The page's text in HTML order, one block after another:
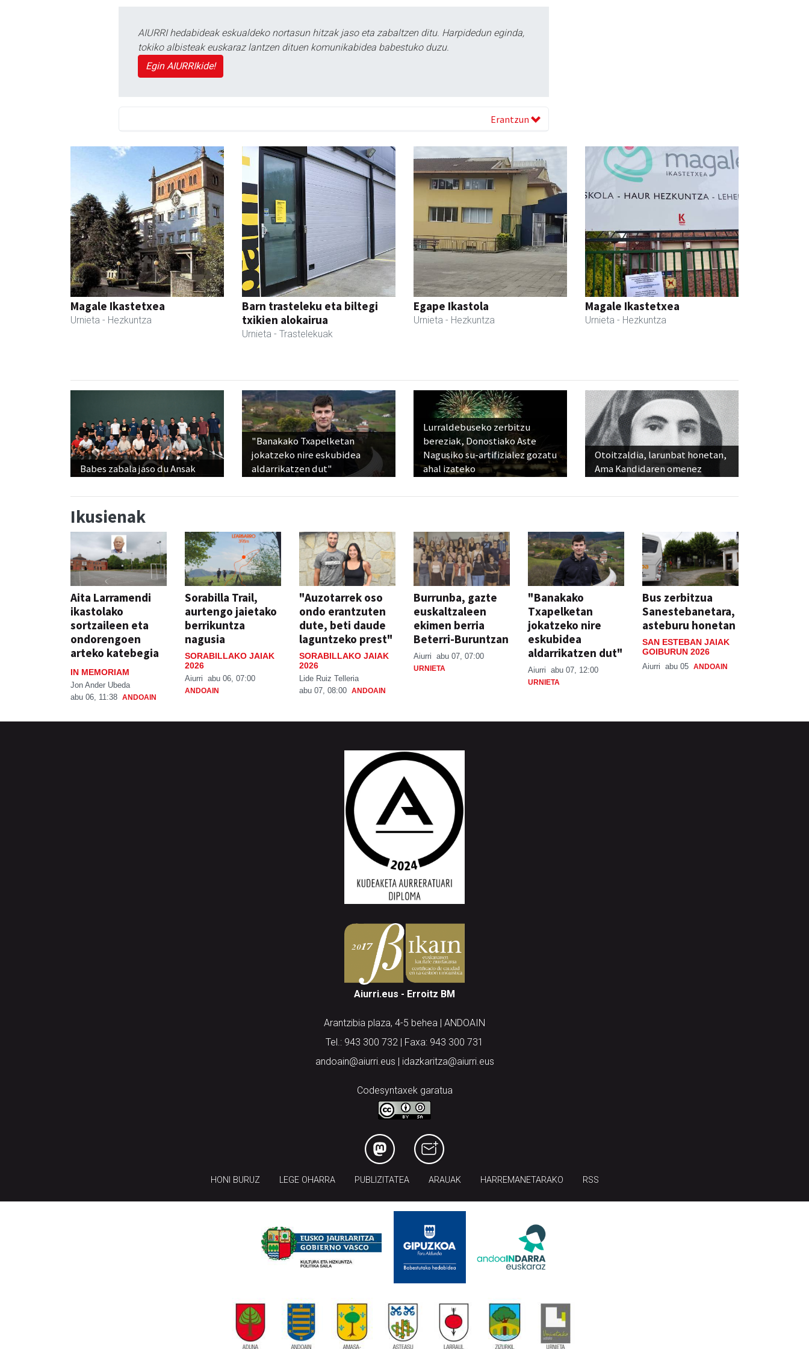
AIURRI hedabideak eskualdeko nortasun hitzak jaso eta zabaltzen ditu. Harpidedun eginda,
tokiko albisteak euskaraz lantzen dituen komunikabidea babestuko duzu.
Egin AIURRIkide!
Erantzun
Magale Ikastetxea
Urnieta - Hezkuntza
Barn trasteleku eta biltegi
txikien alokairua
Urnieta - Trastelekuak
Egape Ikastola
Urnieta - Hezkuntza
Magale Ikastetxea
Urnieta - Hezkuntza
Babes zabala jaso du Ansak
"Banakako Txapelketan
jokatzeko nire eskubidea
aldarrikatzen dut"
Lurraldebuseko zerbitzu
bereziak, Donostiako Aste
Nagusiko su-artifizialez gozatu
ahal izateko
Otoitzaldia, larunbat honetan,
Ama Kandidaren omenez
Ikusienak
Aita Larramendi
ikastolako
sortzaileen eta
ondorengoen
arteko katebegia
IN MEMORIAM
Jon Ander Ubeda
abu 06, 11:38 ANDOAIN
Sorabilla Trail,
aurtengo jaietako
berrikuntza
nagusia
SORABILLAKO JAIAK
2026
Aiurri abu 06, 07:00
ANDOAIN
"Auzotarrek oso
ondo erantzuten
dute, beti daude
laguntzeko prest"
SORABILLAKO JAIAK
2026
Lide Ruiz Telleria
abu 07, 08:00 ANDOAIN
Burrunba, gazte
euskaltzaleen
ekimen berria
Beterri-Buruntzan
Aiurri abu 07, 07:00
URNIETA
"Banakako
Txapelketan
jokatzeko nire
eskubidea
aldarrikatzen dut"
Aiurri abu 07, 12:00
URNIETA
Bus zerbitzua
Sanestebanetara,
asteburu honetan
SAN ESTEBAN JAIAK
GOIBURUN 2026
Aiurri abu 05 ANDOAIN
Aiurri.eus - Erroitz BM
Arantzibia plaza, 4-5 behea | ANDOAIN
Tel.: 943 300 732 | Faxa: 943 300 731
andoain@aiurri.eus | idazkaritza@aiurri.eus
Codesyntaxek garatua
HONI BURUZ LEGE OHARRA PUBLIZITATEA ARAUAK HARREMANETARAKO RSS